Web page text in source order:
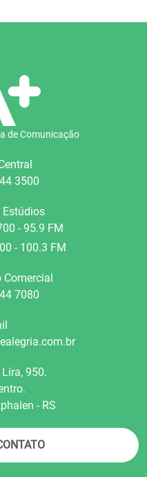
de Comunicação
3500
- 95.9 FM
- 100.3 FM
Comercial
7080
950.
- RS